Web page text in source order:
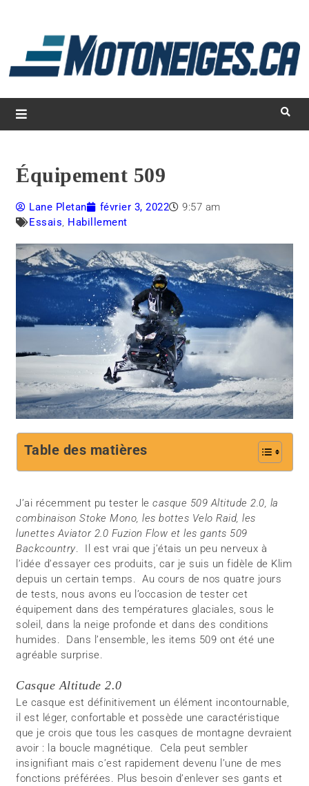
Magazine Motoneiges.ca
Équipement 509
Lane Pletan février 3, 2022
9:57 am
Essais, Habillement
Table des matières
J’ai récemment pu tester lecasque 509 Altitude 2.0, la
combinaison Stoke Mono, les bottes Velo Raid, les
lunettes Aviator 2.0 Fuzion Flow et les gants 509
Backcountry. Il est vrai que j’étais un peu nerveux à
l’idée d’essayer ces produits, car je suis un fidèle de Klim
depuis un certain temps. Au cours de nos quatre jours
de tests, nous avons eu l’occasion de tester cet
équipement dans des températures glaciales, sous le
soleil, dans la neige profonde et dans des conditions
humides. Dans l’ensemble, les items 509 ont été une
agréable surprise.
Casque Altitude 2.0
Le casque est définitivement un élément incontournable,
il est léger, confortable et possède une caractéristique
que je crois que tous les casques de montagne devraient
avoir : la boucle magnétique. Cela peut sembler
insignifiant mais c’est rapidement devenu l’une de mes
fonctions préférées. Plus besoin d’enlever ses gants et